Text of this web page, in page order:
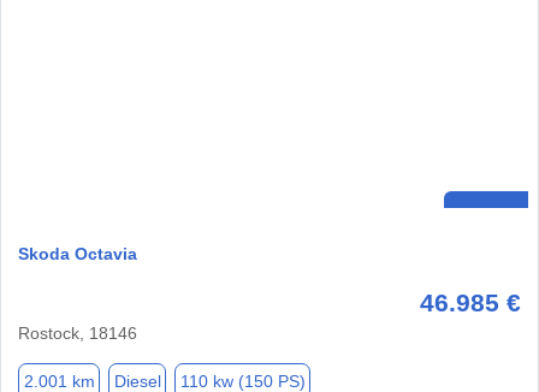
Skoda Octavia
46.985 €
Rostock, 18146
2.001 km Diesel 110 kw (150 PS)